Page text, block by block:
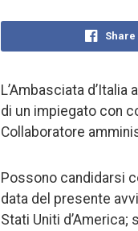
Share
L’Ambasciata
di un impiegato con
Collaboratore
Possono candidarsi
data del presente
Stati Uniti